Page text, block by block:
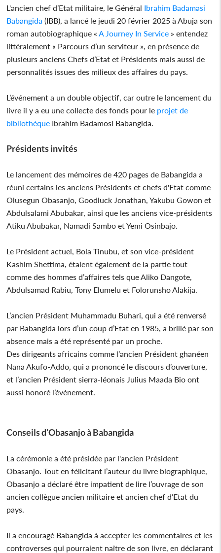
L'ancien chef d’Etat militaire, le Général Ibrahim Badamasi
Babangida (IBB), a lancé le jeudi 20 février 2025 à Abuja son
roman autobiographique « A Journey In Service » entendez
littéralement « Parcours d’un serviteur », en présence de
plusieurs anciens Chefs d’Etat et Présidents mais aussi de
personnalités issues des milieux des affaires du pays.
L’événement a un double objectif, car outre le lancement du
livre il y a eu une collecte des fonds pour le projet de
bibliothèque Ibrahim Badamosi Babangida.
Présidents invités
Le lancement des mémoires de 420 pages de Babangida a
réuni certains les anciens Présidents et chefs d'Etat comme
Olusegun Obasanjo, Goodluck Jonathan, Yakubu Gowon et
Abdulsalami Abubakar, ainsi que les anciens vice-présidents
Atiku Abubakar, Namadi Sambo et Yemi Osinbajo.
Le Président actuel, Bola Tinubu, et son vice-président
Kashim Shettima, étaient également de la partie tout
comme des hommes d’affaires tels que Aliko Dangote,
Abdulsamad Rabiu, Tony Elumelu et Folorunsho Alakija.
L’ancien Président Muhammadu Buhari, qui a été renversé
par Babangida lors d’un coup d’Etat en 1985, a brillé par son
absence mais a été représenté par un proche.
Des dirigeants africains comme l’ancien Président ghanéen
Nana Akufo-Addo, qui a prononcé le discours d’ouverture,
et l’ancien Président sierra-léonais Julius Maada Bio ont
aussi honoré l’événement.
Conseils d’Obasanjo à Babangida
La cérémonie a été présidée par l'ancien Président
Obasanjo. Tout en félicitant l’auteur du livre biographique,
Obasanjo a déclaré être impatient de lire l’ouvrage de son
ancien collègue ancien militaire et ancien chef d’Etat du
pays.
Il a encouragé Babangida à accepter les commentaires et les
controverses qui pourraient naître de son livre, en déclarant